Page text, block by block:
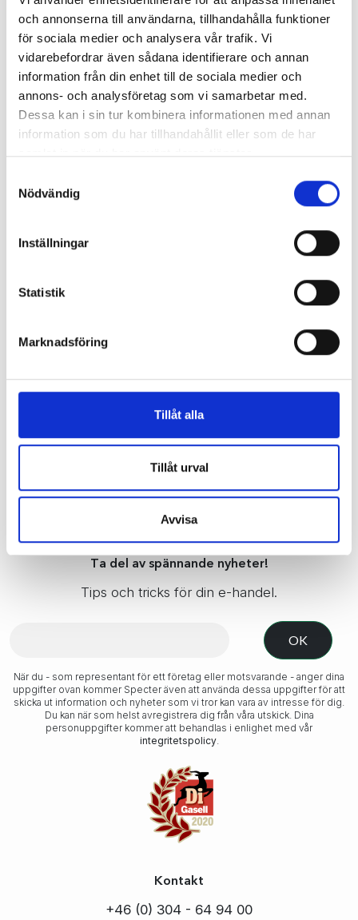
och annonserna till användarna, tillhandahålla funktioner
för sociala medier och analysera vår trafik. Vi
vidarebefordrar även sådana identifierare och annan
information från din enhet till de sociala medier och
annons- och analysföretag som vi samarbetar med.
Dessa kan i sin tur kombinera informationen med annan
information som du har tillhandahållit eller som de har
samlat in när du har använt deras tjänster.
Nödvändig
Inställningar
Statistik
Marknadsföring
Tillåt alla
Tillåt urval
Avvisa
Facebook
YouTube
LinkedIn
Ta del av spännande nyheter!
Tips och tricks för din e-handel.
När du - som representant för ett företag eller motsvarande - anger dina
uppgifter ovan kommer Specter även att använda dessa uppgifter för att
skicka ut information och nyheter som vi tror kan vara av intresse för dig.
Du kan när som helst avregistrera dig från våra utskick. Dina
personuppgifter kommer att behandlas i enlighet med vår
integritetspolicy.
Kontakt
+46 (0) 304 - 64 94 00